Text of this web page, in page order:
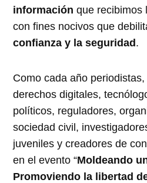
información que recibimos
con fines nocivos que
confianza y la seguridad.
Como cada año
derechos digitales,
políticos, reguladores,
sociedad civil,
juveniles y creadores de
en el evento “Moldeando
Promoviendo la libertad